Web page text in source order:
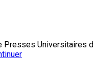
Presses Universitaires